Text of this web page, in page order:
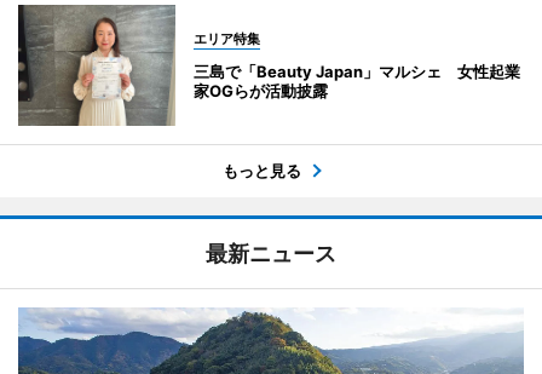
エリア特集
三島で「Beauty Japan」マルシェ 女性起業
家OGらが活動披露
もっと見る
最新ニュース